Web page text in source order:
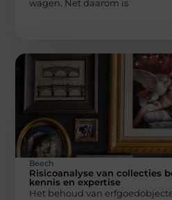
wagen. Net daarom is
Beech
Risicoanalyse van collecties
kennis en expertise
Het behoud van